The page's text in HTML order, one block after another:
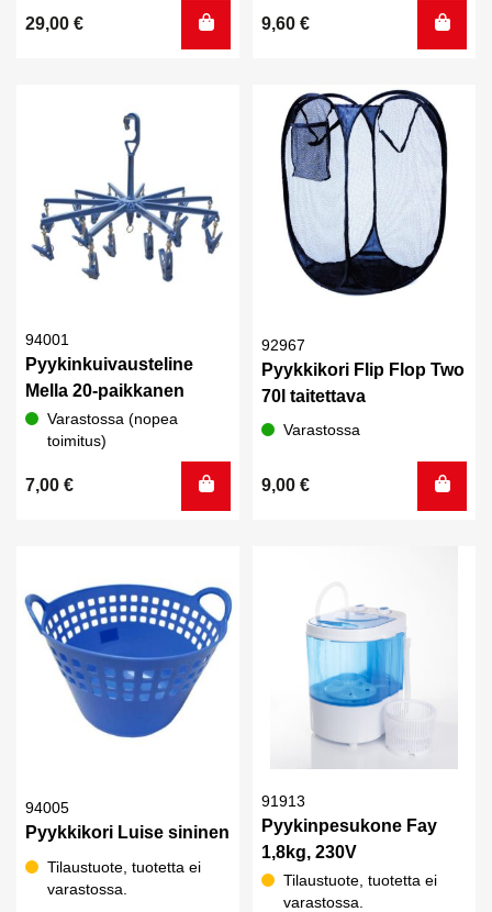
5.00/ 5
29,00 € 9,60 €
94001
Pyykinkuivausteline
Mella 20-paikkanen
Varastossa (nopea
toimitus)
7,00 €
92967
Pyykkikori Flip Flop Two
70l taitettava
Varastossa
9,00 €
94005
Pyykkikori Luise sininen
Tilaustuote, tuotetta ei
varastossa.
91913
Pyykinpesukone Fay
1,8kg, 230V
Tilaustuote, tuotetta ei
varastossa.